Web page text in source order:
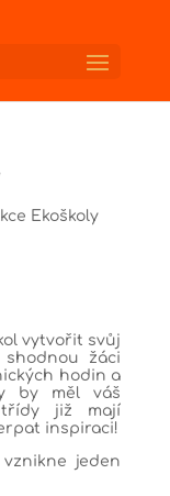
Ekoškoly
vytvořit svůj
žáci
hodin a
by měl váš
třídy již mají
inspiraci!
jeden